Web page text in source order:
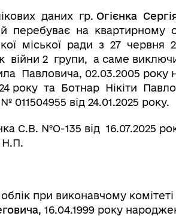
(ради,
Радіаційний фон
даних гр. Огієнка
перебуває на квартирному
міської ради з 27 червня
війни 2 групи, а саме
Павловича, 02.03.2005
року та Ботнар Нікіти
від 24.01.2025 року.
С.В. №О-135 від 16.07.2025
Н.П.
при виконавчому комітеті
, 16.04.1999 року